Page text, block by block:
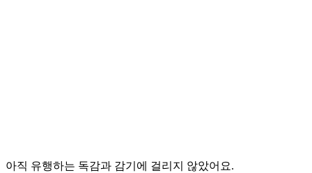
아직 유행하는 독감과 감기에 걸리지 않았어요.